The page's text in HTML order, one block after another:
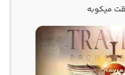
میکوبه